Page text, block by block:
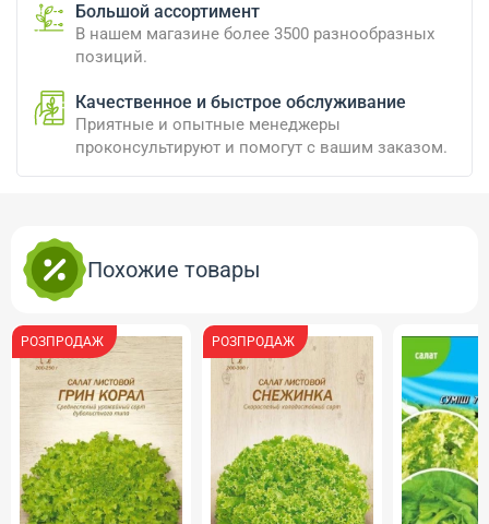
Большой ассортимент
В нашем магазине более 3500 разнообразных
позиций.
Качественное и быстрое обслуживание
Приятные и опытные менеджеры
проконсультируют и помогут с вашим заказом.
Похожие товары
РОЗПРОДАЖ РОЗПРОДАЖ